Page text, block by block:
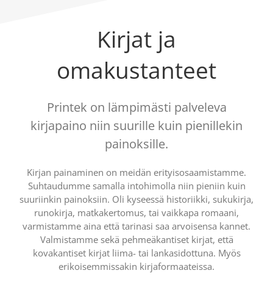
Kirjat ja
omakustanteet
Printek on lämpimästi palveleva
kirjapaino niin suurille kuin pienillekin
painoksille.
Kirjan painaminen on meidän erityisosaamistamme.
Suhtaudumme samalla intohimolla niin pieniin kuin
suuriinkin painoksiin. Oli kyseessä historiikki, sukukirja,
runokirja, matkakertomus, tai vaikkapa romaani,
varmistamme aina että tarinasi saa arvoisensa kannet.
Valmistamme sekä pehmeäkantiset kirjat, että
kovakantiset kirjat liima- tai lankasidottuna. Myös
erikoisemmissakin kirjaformaateissa.